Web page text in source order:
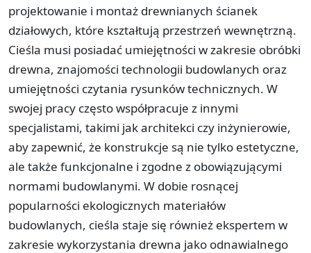
projektowanie i montaż drewnianych ścianek
działowych, które kształtują przestrzeń wewnętrzną.
Cieśla musi posiadać umiejętności w zakresie obróbki
drewna, znajomości technologii budowlanych oraz
umiejętności czytania rysunków technicznych. W
swojej pracy często współpracuje z innymi
specjalistami, takimi jak architekci czy inżynierowie,
aby zapewnić, że konstrukcje są nie tylko estetyczne,
ale także funkcjonalne i zgodne z obowiązującymi
normami budowlanymi. W dobie rosnącej
popularności ekologicznych materiałów
budowlanych, cieśla staje się również ekspertem w
zakresie wykorzystania drewna jako odnawialnego